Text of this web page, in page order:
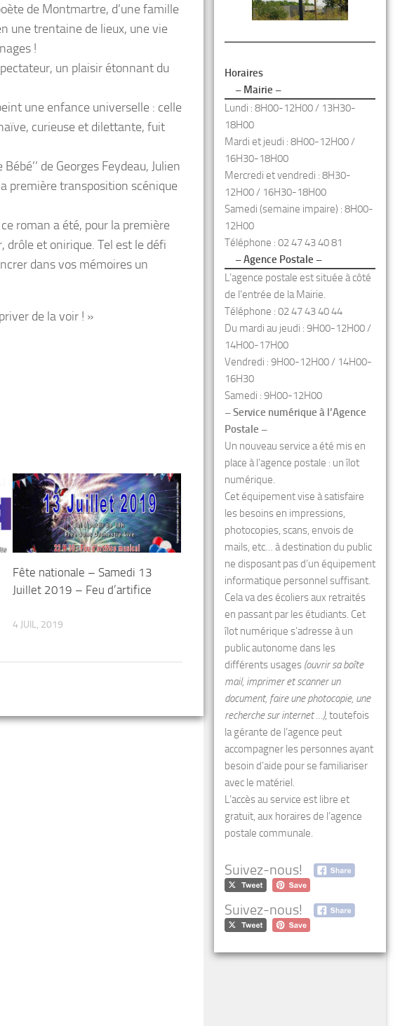
de Montmartre, d’une famille
une trentaine de lieux, une vie
!
un plaisir étonnant du
une enfance universelle : celle
curieuse et dilettante, fuit
de Georges Feydeau, Julien
première transposition scénique
roman a été, pour la première
drôle et onirique. Tel est le défi
dans vos mémoires un
de la voir ! »
Fête nationale – Samedi 13
Juillet 2019 – Feu d’artifice
4 JUIL, 2019
Horaires
– Mairie –
Lundi : 8H00-12H00 / 13H30-
18H00
Mardi et jeudi : 8H00-12H00 /
16H30-18H00
Mercredi et vendredi : 8H30-
12H00 / 16H30-18H00
Samedi (semaine impaire) : 8H00-
12H00
Téléphone : 02 47 43 40 81
– Agence Postale –
L’agence postale est située à côté
de l’entrée de la Mairie.
Téléphone : 02 47 43 40 44
Du mardi au jeudi : 9H00-12H00 /
14H00-17H00
Vendredi : 9H00-12H00 / 14H00-
16H30
Samedi : 9H00-12H00
– Service numérique à l’Agence
Postale –
Un nouveau service a été mis en
place à l’agence postale : un îlot
numérique.
Cet équipement vise à satisfaire
les besoins en impressions,
photocopies, scans, envois de
mails, etc… à destination du public
ne disposant pas d’un équipement
informatique personnel suffisant.
Cela va des écoliers aux retraités
en passant par les étudiants. Cet
îlot numérique s’adresse à un
public autonome dans les
différents usages (ouvrir sa boîte
mail, imprimer et scanner un
document, faire une photocopie, une
recherche sur internet …), toutefois
la gérante de l’agence peut
accompagner les personnes ayant
besoin d’aide pour se familiariser
avec le matériel.
L’accès au service est libre et
gratuit, aux horaires de l’agence
postale communale.
Suivez-nous!
Suivez-nous!